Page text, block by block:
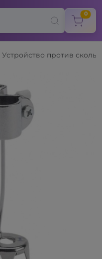
0
Устройство против